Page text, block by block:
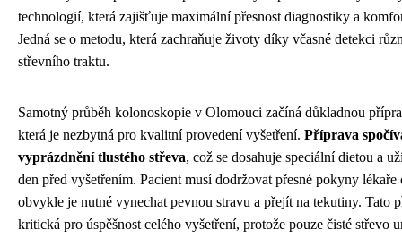
technologií, která zajišťuje maximální přesnost diagnostiky a
Jedná se o metodu, která zachraňuje životy díky včasné detekci
střevního traktu.
Samotný průběh kolonoskopie v Olomouci začíná důkladnou
která je nezbytná pro kvalitní provedení vyšetření. Příprava
vyprázdnění tlustého střeva, což se dosahuje speciální dietou a
den před vyšetřením. Pacient musí dodržovat přesné pokyny lékaře
obvykle je nutné vynechat pevnou stravu a přejít na tekutiny. Tato
kritická pro úspěšnost celého vyšetření, protože pouze čisté střevo